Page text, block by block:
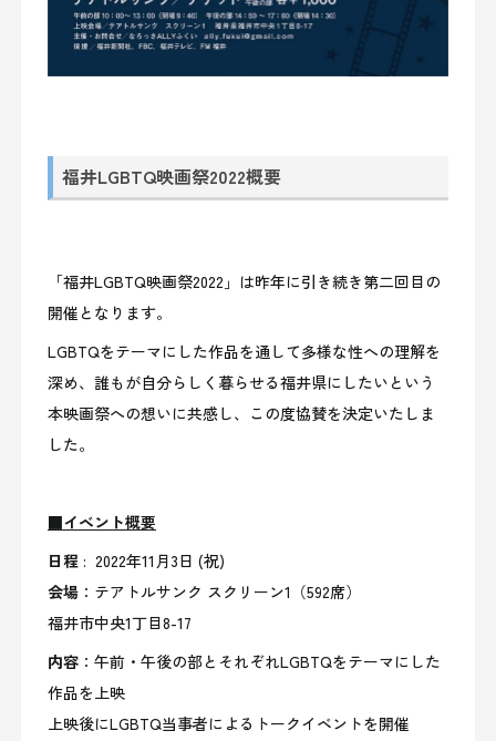
福井LGBTQ映画祭2022概要
「福井LGBTQ映画祭2022」は昨年に引き続き第二回目の
開催となります。
LGBTQをテーマにした作品を通して多様な性への理解を
深め、誰もが自分らしく暮らせる福井県にしたいという
本映画祭への想いに共感し、この度協賛を決定いたしま
した。
■イベント概要
日程 : 2022年11月3日 (祝)
会場 ：テアトルサンク スクリーン1（592席）
福井市中央1丁目8-17
内容 ：午前・午後の部とそれぞれLGBTQをテーマにした
作品を上映
上映後にLGBTQ当事者によるトークイベントを開催